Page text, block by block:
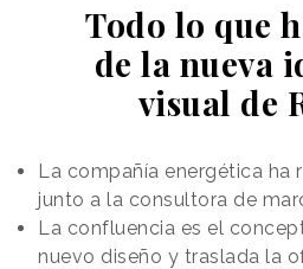
Todo lo que
de la nueva
visual de
La compañía energética ha
junto a la consultora de
La confluencia es el
nuevo diseño y traslada la